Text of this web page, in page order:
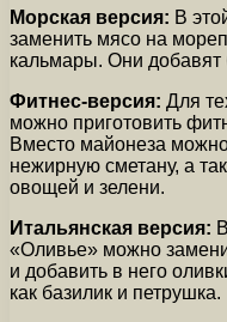
Морская версия: В
заменить мясо на
кальмары. Они добавят
Фитнес-версия: Для
можно приготовить
Вместо майонеза
нежирную сметану, а
овощей и зелени.
Итальянская версия:
«Оливье» можно
и добавить в него
как базилик и петрушка.